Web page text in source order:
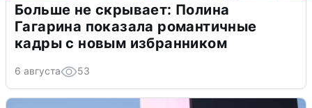
Больше не скрывает: Полина
Гагарина показала романтичные
кадры с новым избранником
6 августа 53